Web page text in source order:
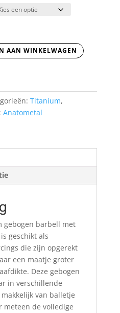
AAN WINKELWAGEN
Titanium,
Anatometal
gebogen barbell met
geschikt als
die zijn opgerekt
een maatje groter
Deze gebogen
in verschillende
van balletje
meteen de volledige